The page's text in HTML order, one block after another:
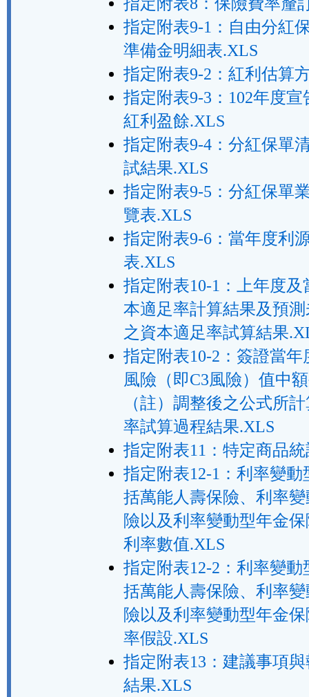
指定附表9-1：自由分紅
準備金明細表.XLS
指定附表9-2：紅利估算
指定附表9-3：102年度
紅利盈餘.XLS
指定附表9-4：分紅保單
試結果.XLS
指定附表9-5：分紅保單
覽表.XLS
指定附表9-6：當年度利
表.XLS
指定附表10-1：上年度及
本適足率計算結果及預
之資本適足率試算結果
指定附表10-2：簽證當年
風險（即C3風險）值中
（註）調整後之公式所
率試算過程結果.XLS
指定附表11：特定商品
指定附表12-1：利率變動
括萬能人壽保險、利率
險以及利率變動型年金
利率數值.XLS
指定附表12-2：利率變動
括萬能人壽保險、利率
險以及利率變動型年金
率假設.XLS
指定附表13：建議事項
結果.XLS